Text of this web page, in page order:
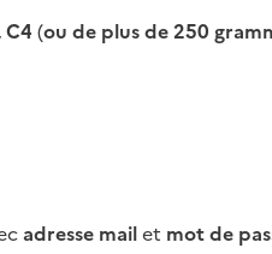
C4 (ou de plus de 250
adresse mailet mot de